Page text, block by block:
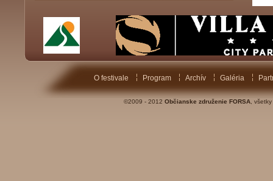
O festivale Program Archív Galéria
©2009 - 2012 Občianske združenie FORSA,